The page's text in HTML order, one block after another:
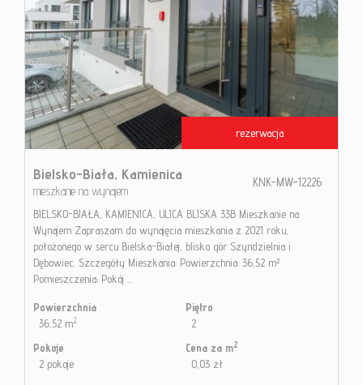
rezerwacja
Bielsko-Biała, Kamienica
mieszkanie na wynajem
KNK-MW-12226
BIELSKO-BIAŁA, KAMIENICA, ULICA BLISKA 33B Mieszkanie na
Wynajem Zapraszam do wynajęcia mieszkania z 2021 roku,
położonego w sercu Bielska-Białej, blisko gór Szyndzielnia i
Dębowiec. Szczegóły Mieszkania: Powierzchnia: 36,52 m²
Pomieszczenia: Pokój ...
Powierzchnia
36,52 m2
Piętro
2
Pokoje
2 pokoje
Cena za m2
0,03 zł